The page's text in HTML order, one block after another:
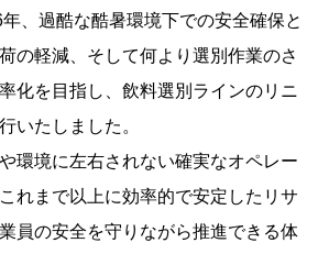
、過酷な酷暑環境下での安全確保と
の軽減、そして何より選別作業のさ
化を目指し、飲料選別ラインのリニ
いたしました。
環境に左右されない確実なオペレー
れまで以上に効率的で安定したリサ
員の安全を守りながら推進できる体